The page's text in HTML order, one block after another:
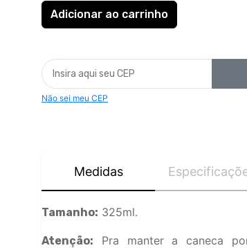
Não sei meu CEP
Medidas
Tamanho: 325ml.
Atenção: Pra manter a caneca